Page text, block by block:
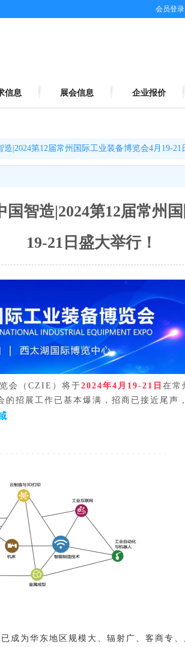
会员登录
信息 展会信息 企业报价
|2024第12届常州国际工业装备博览会4月19-21
智造|2024第12届常州
19-21日盛大举行！
会（ CZIE）将于2024年4月19-21日 在常
的招展工作已基本爆满，招商已接近尾声
成为华东地区规模大、辐射广、客商专